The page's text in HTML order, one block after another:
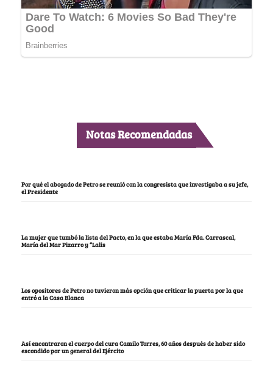
Notas Recomendadas
Por qué el abogado de Petro se reunió con la congresista que investigaba a su jefe,
el Presidente
La mujer que tumbó la lista del Pacto, en la que estaba María Fda. Carrascal,
María del Mar Pizarro y “Lalis
Los opositores de Petro no tuvieron más opción que criticar la puerta por la que
entró a la Casa Blanca
Así encontraron el cuerpo del cura Camilo Torres, 60 años después de haber sido
escondido por un general del Ejército